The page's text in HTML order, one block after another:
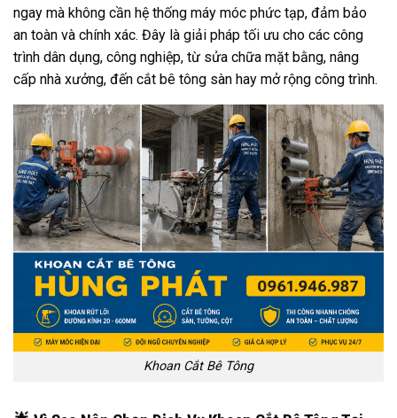
ngay mà không cần hệ thống máy móc phức tạp, đảm bảo
an toàn và chính xác. Đây là giải pháp tối ưu cho các công
trình dân dụng, công nghiệp, từ sửa chữa mặt bằng, nâng
cấp nhà xưởng, đến cắt bê tông sàn hay mở rộng công trình.
Khoan Cắt Bê Tông